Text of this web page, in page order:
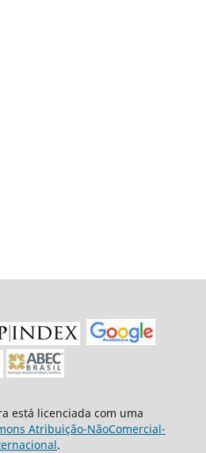
está licenciada com uma
Atribuição-NãoComercial-
.